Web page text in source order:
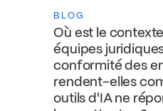
BLOG
Où est le
équipes
conformité des
rendent-elles
outils d'IA ne